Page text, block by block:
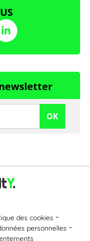
OK
des cookies
personnelles